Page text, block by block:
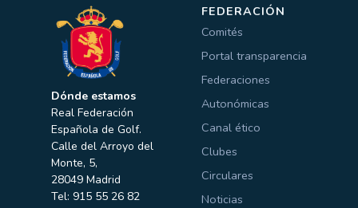
Dónde estamos
Real Federación
Española de Golf.
Calle del Arroyo del
Monte, 5,
28049 Madrid
Tel: 915 55 26 82
FEDERACIÓN
Comités
Portal transparencia
Federaciones
Autonómicas
Canal ético
Clubes
Circulares
Noticias